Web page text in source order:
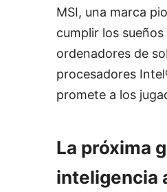
MSI, una marca
cumplir los
ordenadores de
procesadores
promete a los
La próxima
inteligencia